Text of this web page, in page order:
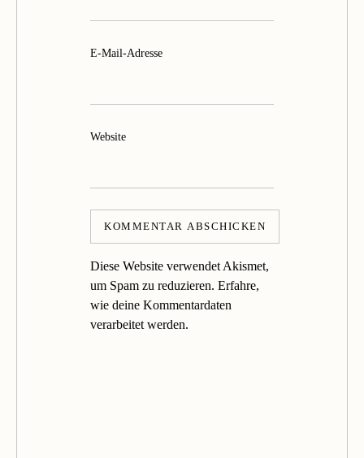
E-Mail-Adresse
Website
Diese Website verwendet Akismet,
um Spam zu reduzieren. Erfahre,
wie deine Kommentardaten
verarbeitet werden.